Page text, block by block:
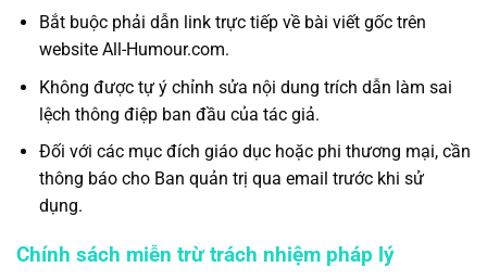
Bắt buộc phải dẫn link trực tiếp về bài viết gốc trên
website All-Humour.com.
Không được tự ý chỉnh sửa nội dung trích dẫn làm sai
lệch thông điệp ban đầu của tác giả.
Đối với các mục đích giáo dục hoặc phi thương mại, cần
thông báo cho Ban quản trị qua email trước khi sử
dụng.
Chính sách miễn trừ trách nhiệm pháp lý